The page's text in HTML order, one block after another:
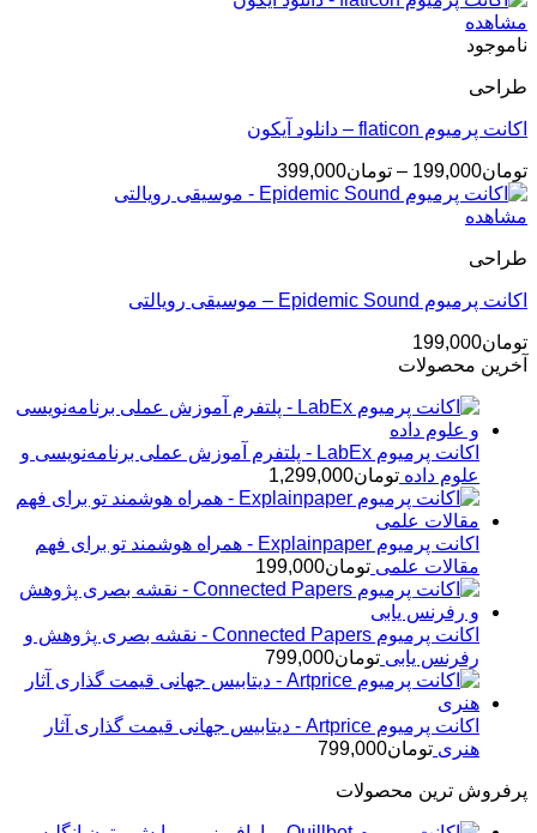
مشاهده
ناموجود
طراحی
اکانت پرمیوم flaticon – دانلود آیکون
تومان199,000
– تومان399,000محدوده
قیمت:
مشاهده
طراحی
اکانت پرمیوم Epidemic Sound – موسیقی رویالتی
تومان199,000
آخرین محصولات
اکانت پرمیوم LabEx - پلتفرم آموزش عملی برنامه‌نویسی و
علوم داده تومان1,299,000
اکانت پرمیوم Explainpaper - همراه هوشمند تو برای فهم
مقالات علمی تومان199,000
اکانت پرمیوم Connected Papers - نقشه بصری پژوهش و
رفرنس یابی تومان799,000
اکانت پرمیوم Artprice - دیتابیس جهانی قیمت ‌گذاری آثار
هنری تومان799,000
پرفروش ترین محصولات